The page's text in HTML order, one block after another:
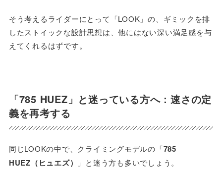
そう考えるライダーにとって「LOOK」の、ギミックを排
したストイックな設計思想は、他にはない深い満足感を与
えてくれるはずです。
「785 HUEZ」と迷っている方へ：速さの定
義を再考する
同じLOOKの中で、クライミングモデルの「785
HUEZ（ヒュエズ）
」と迷う方も多いでしょう。